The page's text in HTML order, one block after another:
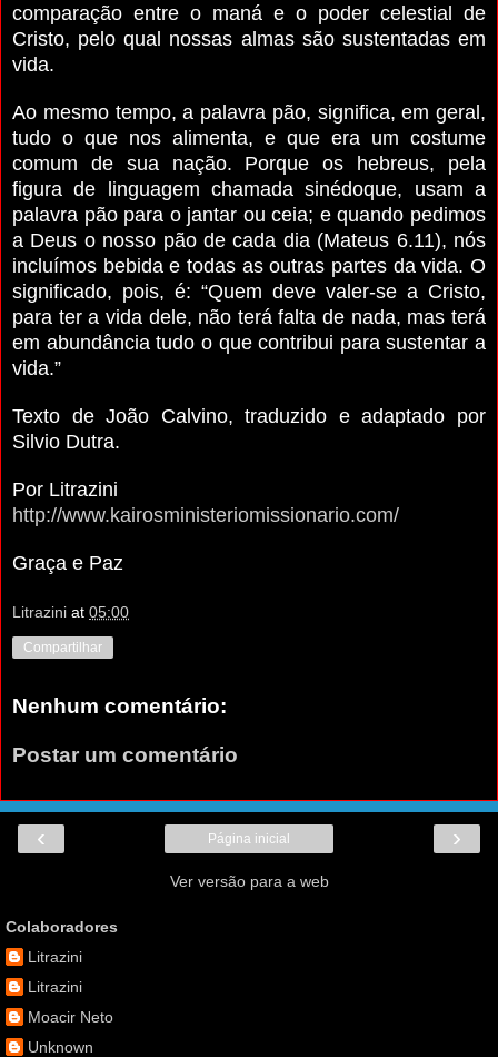
comparação entre o maná e o poder celestial de
Cristo, pelo qual nossas almas são sustentadas em
vida.
Ao mesmo tempo, a palavra pão, significa, em geral,
tudo o que nos alimenta, e que era um costume
comum de sua nação. Porque os hebreus, pela
figura de linguagem chamada sinédoque, usam a
palavra pão para o jantar ou ceia; e quando pedimos
a Deus o nosso pão de cada dia (Mateus 6.11), nós
incluímos bebida e todas as outras partes da vida. O
significado, pois, é: “Quem deve valer-se a Cristo,
para ter a vida dele, não terá falta de nada, mas terá
em abundância tudo o que contribui para sustentar a
vida.”
Texto de João Calvino, traduzido e adaptado por
Silvio Dutra.
Por Litrazini
http://www.kairosministeriomissionario.com/
Graça e Paz
Litrazini at 05:00
Compartilhar
Nenhum comentário:
Postar um comentário
‹ ›
Página inicial
Ver versão para a web
Colaboradores
Litrazini
Litrazini
Moacir Neto
Unknown